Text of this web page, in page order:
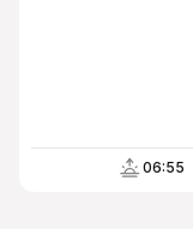
06:55